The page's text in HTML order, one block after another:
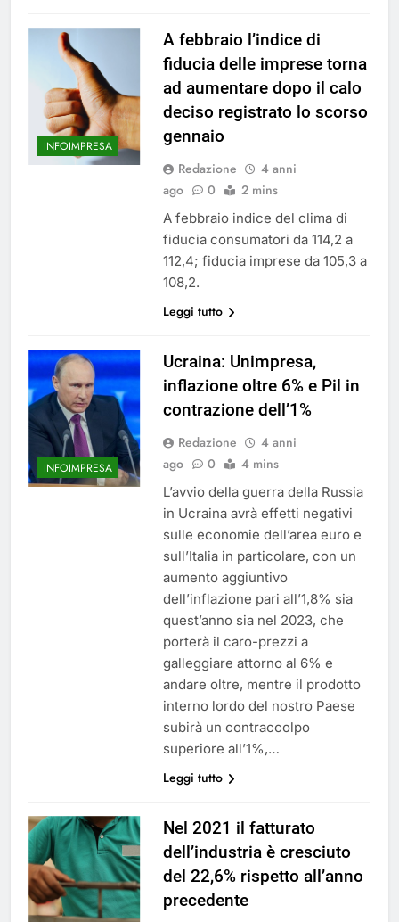
INFOIMPRESA
A febbraio l’indice di
fiducia delle imprese torna
ad aumentare dopo il calo
deciso registrato lo scorso
gennaio
Redazione
4 anni
ago
0 2 mins
A febbraio indice del clima di
fiducia consumatori da 114,2 a
112,4; fiducia imprese da 105,3 a
108,2.
Leggi tutto
INFOIMPRESA
Ucraina: Unimpresa,
inflazione oltre 6% e Pil in
contrazione dell’1%
Redazione
4 anni
ago
0 4 mins
L’avvio della guerra della Russia
in Ucraina avrà effetti negativi
sulle economie dell’area euro e
sull’Italia in particolare, con un
aumento aggiuntivo
dell’inflazione pari all’1,8% sia
quest’anno sia nel 2023, che
porterà il caro-prezzi a
galleggiare attorno al 6% e
andare oltre, mentre il prodotto
interno lordo del nostro Paese
subirà un contraccolpo
superiore all’1%,…
Leggi tutto
Nel 2021 il fatturato
dell’industria è cresciuto
del 22,6% rispetto all’anno
precedente